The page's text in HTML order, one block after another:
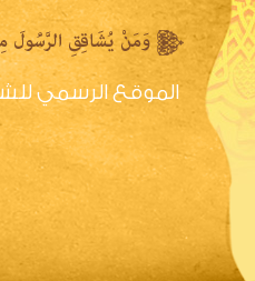
الموقع الرسمي